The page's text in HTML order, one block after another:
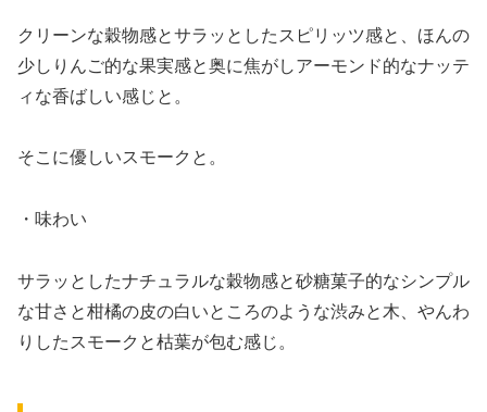
クリーンな穀物感とサラッとしたスピリッツ感と、ほんの
少しりんご的な果実感と奥に焦がしアーモンド的なナッテ
ィな香ばしい感じと。
そこに優しいスモークと。
・味わい
サラッとしたナチュラルな穀物感と砂糖菓子的なシンプル
な甘さと柑橘の皮の白いところのような渋みと木、やんわ
りしたスモークと枯葉が包む感じ。